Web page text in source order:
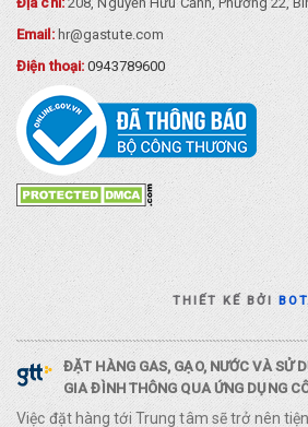
Email: hr@gastute.com
Điện thoại:0943789600
THIẾT KẾ BỞI
ĐẶT HÀNG GAS, GẠO, NƯỚC VÀ SỬ
GIA ĐÌNH THÔNG QUA ỨNG DỤNG
Việc đặt hàng tới Trung tâm sẽ trở nên